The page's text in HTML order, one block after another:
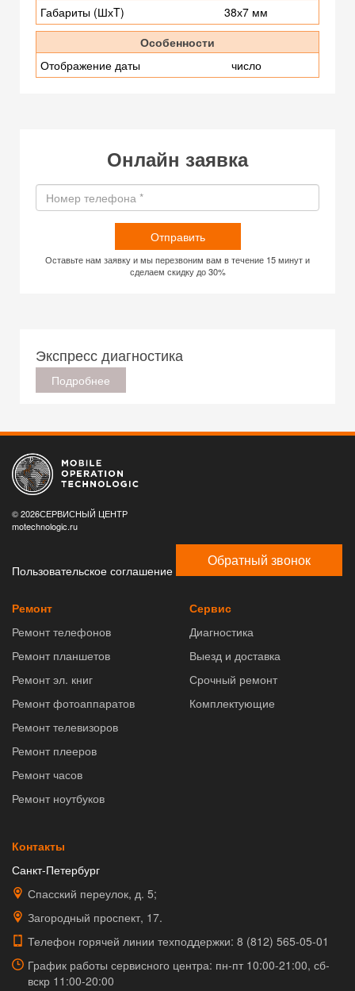
Габариты (ШхT)
38х7 мм
Особенности
Отображение даты
число
Онлайн заявка
Отправить
Оставьте нам заявку и мы перезвоним вам в течение 15 минут и
сделаем скидку до 30%
Экспресс диагностика
Подробнее
© 2026СЕРВИСНЫЙ ЦЕНТР
motechnologic.ru
Пользовательское соглашение
Обратный звонок
Ремонт
Ремонт телефонов
Ремонт планшетов
Ремонт эл. книг
Ремонт фотоаппаратов
Ремонт телевизоров
Ремонт плееров
Ремонт часов
Ремонт ноутбуков
Сервис
Диагностика
Выезд и доставка
Срочный ремонт
Комплектующие
Контакты
Санкт-Петербург
Спасский переулок, д. 5;
Загородный проспект, 17.
Телефон горячей линии техподдержки: 8 (812) 565-05-01
График работы сервисного центра: пн-пт 10:00-21:00, сб-
вскр 11:00-20:00